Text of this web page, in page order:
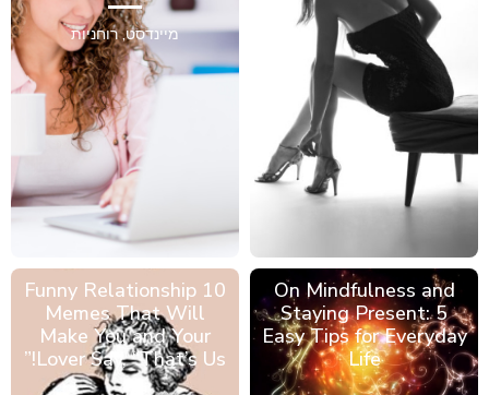
מיינדסט,רוחניות
On Mindfulness and
Staying Present: 5
Easy Tips for Everyday
Life
10 Funny Relationship
Memes That Will
Make You and Your
Lover Say, “That’s Us!”